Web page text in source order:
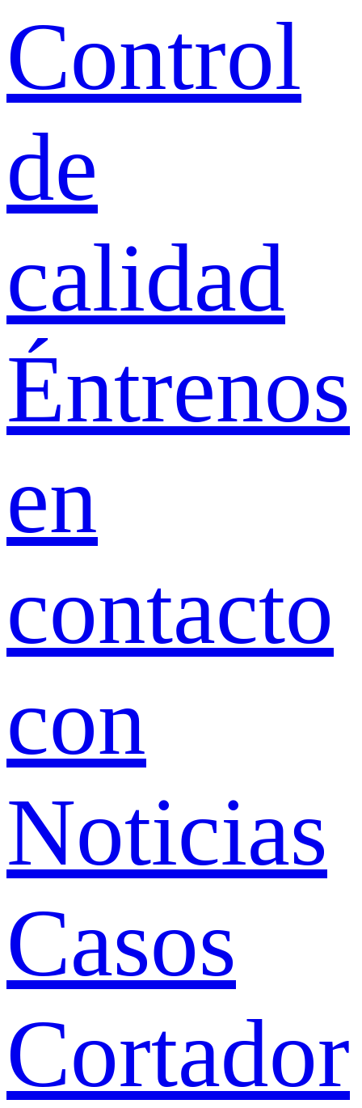
Control
de
calidad
Éntrenos
en
contacto
con
Noticias
Casos
Cortador